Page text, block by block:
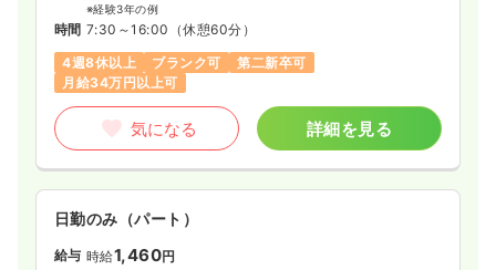
※経験3年の例
時間 7:30～16:00 （休憩60分）
4週8休以上
ブランク可
第二新卒可
月給34万円以上可
気になる 詳細を見る
日勤のみ（パート）
給与 時給1,460円